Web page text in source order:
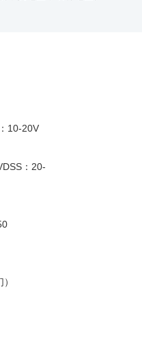
10-20V
：20-
）